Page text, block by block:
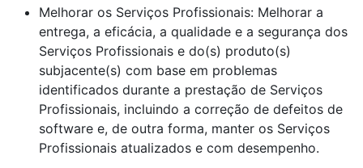
Melhorar os Serviços Profissionais: Melhorar a
entrega, a eficácia, a qualidade e a segurança dos
Serviços Profissionais e do(s) produto(s)
subjacente(s) com base em problemas
identificados durante a prestação de Serviços
Profissionais, incluindo a correção de defeitos de
software e, de outra forma, manter os Serviços
Profissionais atualizados e com desempenho.